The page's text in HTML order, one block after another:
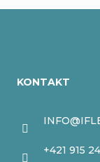
KONTAKT
INFO@
+421 915